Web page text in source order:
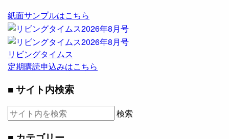
紙面サンプルはこちら
リビングタイムス
定期購読申込みはこちら
■ サイト内検索
検索